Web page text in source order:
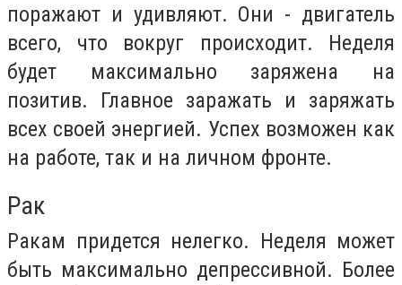
поражают и удивляют. Они - двигатель
всего, что вокруг происходит. Неделя
будет максимально заряжена на
позитив. Главное заражать и заряжать
всех своей энергией. Успех возможен как
на работе, так и на личном фронте.
Рак
Ракам придется нелегко. Неделя может
быть максимально депрессивной. Более